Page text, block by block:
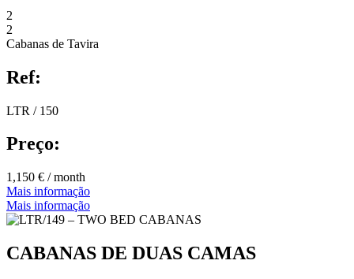
2
2
Cabanas de Tavira
Ref:
LTR / 150
Preço:
1,150 € / month
Mais informação
Mais informação
CABANAS DE DUAS CAMAS